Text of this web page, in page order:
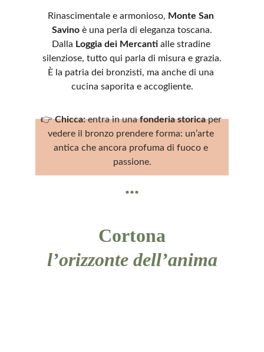
Rinascimentale e armonioso, Monte San
Savino è una perla di eleganza toscana.
Dalla Loggia dei Mercanti alle stradine
silenziose, tutto qui parla di misura e grazia.
È la patria dei bronzisti, ma anche di una
cucina saporita e accogliente.
👉 Chicca: entra in una fonderia storica per
vedere il bronzo prendere forma: un’arte
antica che ancora profuma di fuoco e
passione.
...
Cortona
l’orizzonte dell’anima